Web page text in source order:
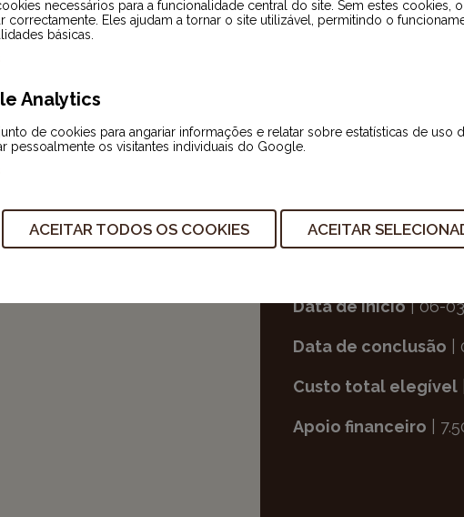
necessários para a funcionalidade central do site. Sem estes cookies,
correctamente. Eles ajudam a tornar o site utilizável, permitindo o
básicas.
Analytics
de cookies para angariar informações e relatar sobre estatísticas de uso
pessoalmente os visitantes individuais do Google.
ACEITAR TODOS OS COOKIES ACEITAR
Código Universal |
|
Entidade beneficiária
EMBALAGENS, S.A.
|
Tipologia de
Data de início| 06-
Data de conclusão |
Custo total elegível
Apoio financeiro |